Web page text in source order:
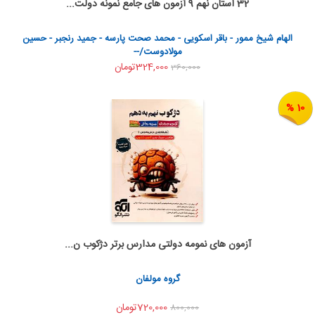
به من اطلاع بده
اشتراک گذاری
32 استان نهم 9 آزمون های جامع نمونه دولت...
الهام شیخ ممور - باقر اسکویی - محمد صحت پارسه - جمید رنجبر - حسین
مولادوست/--
360,000
10 %
به من اطلاع بده
اشتراک گذاری
آزمون های نمومه دولتی مدارس برتر دژکوب ن...
گروه مولفان
800,000